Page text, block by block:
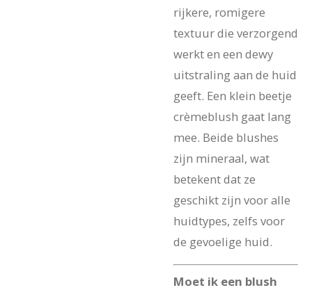
rijkere, romigere
textuur die verzorgend
werkt en een dewy
uitstraling aan de huid
geeft. Een klein beetje
crèmeblush gaat lang
mee. Beide blushes
zijn mineraal, wat
betekent dat ze
geschikt zijn voor alle
huidtypes, zelfs voor
de gevoelige huid.
Moet ik een blush